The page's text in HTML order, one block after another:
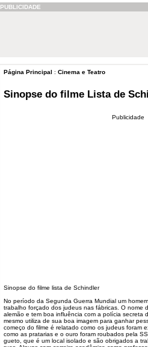
PUBLICIDADE
Página Principal : Cinema e Teatro
Sinopse do filme Lista de
Publicidade
Sinopse do filme lista de Schindler
No período da Segunda Guerra Mundial um
trabalho forçado dos judeus nas fábricas. O nome
alemão e tem boa influência com a polícia secreta
mesmo utiliza de sua boa imagem para ganhar
começo do filme é relatado como os judeus foram
como as pratarias e o ouro foram roubados pela
gueto, que é um local isolado e são obrigados a